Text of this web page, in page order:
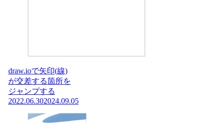
draw.ioで矢印(線)
が交差する箇所を
ジャンプする
2022.06.302024.09.05